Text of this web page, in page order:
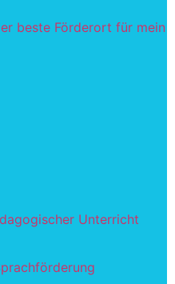
beste Förderort für mein
Unterricht